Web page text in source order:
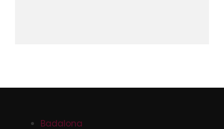
Badalona